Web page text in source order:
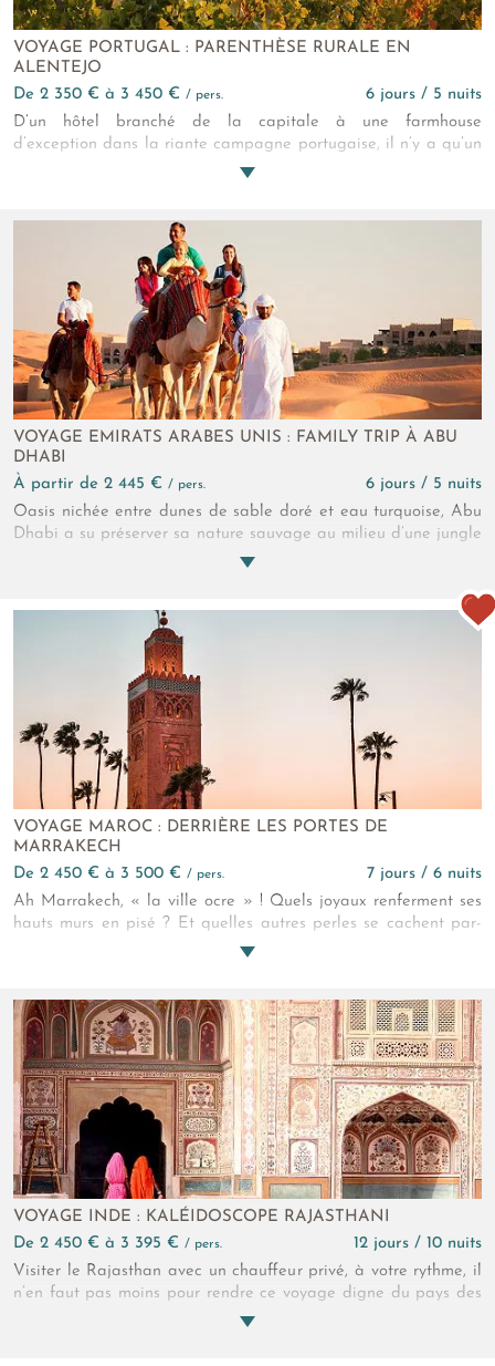
VOYAGE PORTUGAL : PARENTHÈSE RURALE EN
ALENTEJO
de 2 350 € à 3 450 € / pers.
6 jours / 5 nuits
D’un hôtel branché de la capitale à une farmhouse
d’exception dans la riante campagne portugaise, il n’y a qu’un
fleuve à franchir ! Ce voyage en Alentejo, littéralement « au-
d’olive, les haltes sur de mignonnes places de villages, les
réveils dans la quiétude d’un domaine...
VOYAGE EMIRATS ARABES UNIS : FAMILY TRIP À ABU
DHABI
à partir de 2 445 € / pers.
6 jours / 5 nuits
Oasis nichée entre dunes de sable doré et eau turquoise, Abu
Dhabi a su préserver sa nature sauvage au milieu d’une jungle
de tours futuristes. L’Arabie des bédouins se dévoile révélant
à la perle s’y déroulent encore sous le regard fier des faucons.
Terre de Sinbad le marin, quelles aventures vous réserve-t-elle
VOYAGE MAROC : DERRIÈRE LES PORTES DE
MARRAKECH
de 2 450 € à 3 500 € / pers.
7 jours / 6 nuits
Ah Marrakech, « la ville ocre » ! Quels joyaux renferment ses
hauts murs en pisé ? Et quelles autres perles se cachent par-
delà les portes de cette cité de légende ? Dans l’intimité d’un
de l’Atlas, ce séjour vous invite à pénétrer l’âme de Marrakech
et de ses environs !
VOYAGE INDE : KALÉIDOSCOPE RAJASTHANI
de 2 450 € à 3 395 € / pers.
12 jours / 10 nuits
Visiter le Rajasthan avec un chauffeur privé, à votre rythme, il
n’en faut pas moins pour rendre ce voyage digne du pays des
princes. Rouge, rose, bleu, chaque ville de cette sublime région